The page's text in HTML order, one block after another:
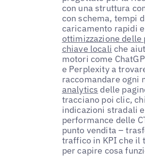
con una struttura
con schema, tempi
caricamento rapidi e
ottimizzazione delle
chiave locali che
motori come
e Perplexity a
raccomandare ogni
analytics delle
tracciano poi clic,
indicazioni stradali e
performance delle
punto vendita –
traffico in KPI che il
per capire cosa